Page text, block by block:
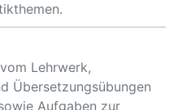
Lehrwerk,
Übersetzungsübungen
Aufgaben zur